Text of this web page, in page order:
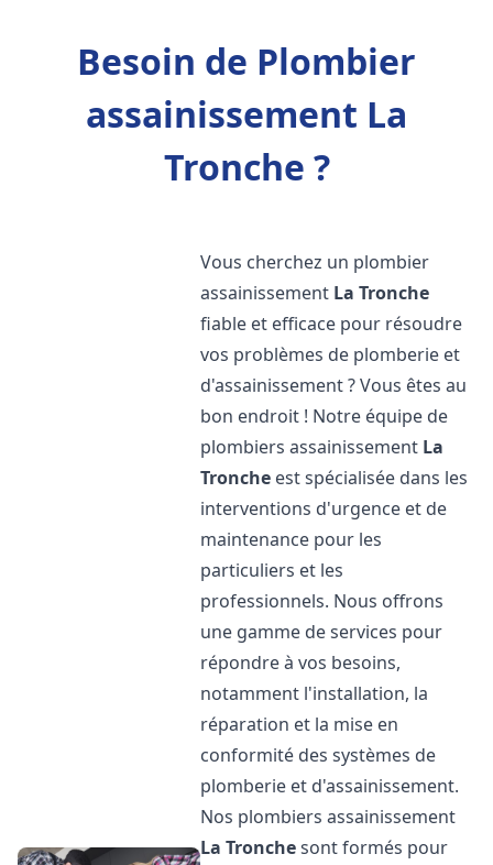
Besoin de Plombier
assainissement La
Tronche ?
Vous cherchez un plombier
assainissement La Tronche
fiable et efficace pour résoudre
vos problèmes de plomberie et
d'assainissement ? Vous êtes au
bon endroit ! Notre équipe de
plombiers assainissement La
Tronche est spécialisée dans les
interventions d'urgence et de
maintenance pour les
particuliers et les
professionnels. Nous offrons
une gamme de services pour
répondre à vos besoins,
notamment l'installation, la
réparation et la mise en
conformité des systèmes de
plomberie et d'assainissement.
Nos plombiers assainissement
La Tronchesont formés pour